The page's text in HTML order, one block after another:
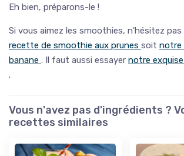
Eh bien, préparons-le !
Si vous aimez les smoothies, n'hésitez pas
recette de smoothie aux prunes soit notre
banane . Il faut aussi essayer notre
.
Vous n'avez pas d'ingrédients ?
recettes similaires